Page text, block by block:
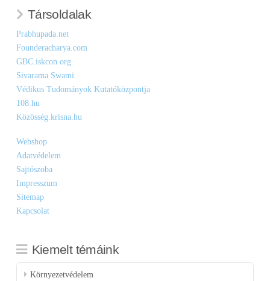
Társoldalak
Prabhupada.net
Founderacharya.com
GBC.iskcon.org
Sivarama Swami
Védikus Tudományok Kutatóközpontja
108.hu
Közösség.krisna.hu
Webshop
Adatvédelem
Sajtószoba
Impresszum
Sitemap
Kapcsolat
Kiemelt témáink
Környezetvédelem